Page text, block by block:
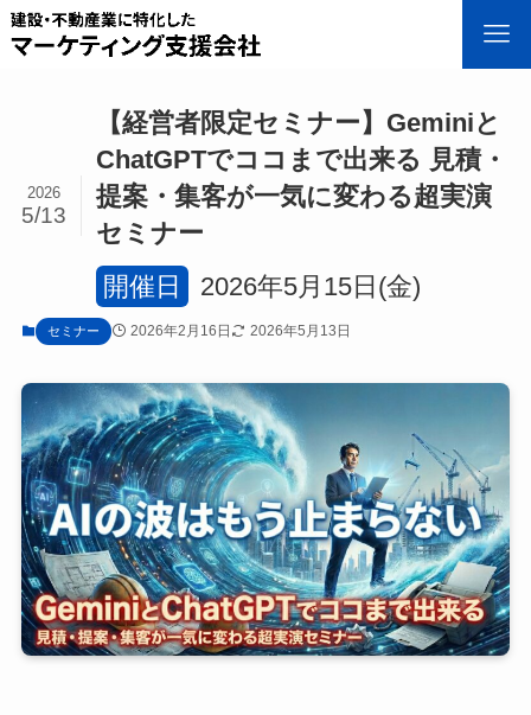
【経営者限定セミナー】Geminiと
ChatGPTでココまで出来る 見積・
提案・集客が一気に変わる超実演
セミナー
開催日
2026年5月15日(金)
2026
5/13
セミナー 2026年2月16日 2026年5月13日